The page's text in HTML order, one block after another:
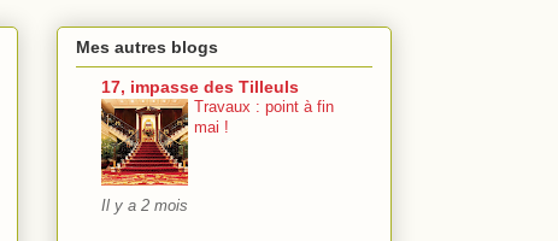
Mes autres blogs
17, impasse des Tilleuls
Travaux : point à fin
mai !
Il y a 2 mois